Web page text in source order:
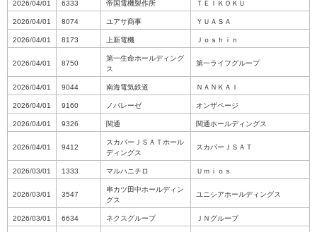
2026/04/01 6333 帝国電機製作所 ＴＥＩＫＯＫＵ
2026/04/01 8074 ユアサ商事 ＹＵＡＳＡ
2026/04/01 8173 上新電機 Ｊｏｓｈｉｎ
2026/04/01 8750
第一生命ホールディング
ス
第一ライフグループ
2026/04/01 9044 南海電気鉄道 ＮＡＮＫＡＩ
2026/04/01 9160 ノバレーゼ オンザページ
2026/04/01 9326 関通 関通ホールディングス
2026/04/01 9412
スカパーＪＳＡＴホール
ディングス
スカパーＪＳＡＴ
2026/03/01 1333 マルハニチロ Ｕｍｉｏｓ
2026/03/01 3547
串カツ田中ホールディン
グス
ユニシアホールディングス
2026/03/01 6634 ネクスグループ ＪＮグループ